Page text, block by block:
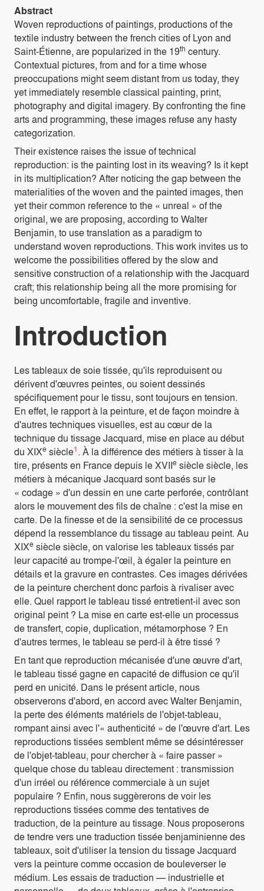
Abstract
Woven reproductions of paintings, productions of the
textile industry between the french cities of Lyon and
Saint-Étienne, are popularized in the 19th century.
Contextual pictures, from and for a time whose
preoccupations might seem distant from us today, they
yet immediately resemble classical painting, print,
photography and digital imagery. By confronting the fine
arts and programming, these images refuse any hasty
categorization.
Their existence raises the issue of technical
reproduction: is the painting lost in its weaving? Is it kept
in its multiplication? After noticing the gap between the
materialities of the woven and the painted images, then
yet their common reference to the « unreal » of the
original, we are proposing, according to Walter
Benjamin, to use translation as a paradigm to
understand woven reproductions. This work invites us to
welcome the possibilities offered by the slow and
sensitive construction of a relationship with the Jacquard
craft; this relationship being all the more promising for
being uncomfortable, fragile and inventive.
Introduction
Les tableaux de soie tissée, qu'ils reproduisent ou
dérivent d'œuvres peintes, ou soient dessinés
spécifiquement pour le tissu, sont toujours en tension.
En effet, le rapport à la peinture, et de façon moindre à
d'autres techniques visuelles, est au cœur de la
technique du tissage Jacquard, mise en place au début
du XIXe siècle1. À la différence des métiers à tisser à la
tire, présents en France depuis le XVIIe siècle siècle, les
métiers à mécanique Jacquard sont basés sur le
« codage » d'un dessin en une carte perforée, contrôlant
alors le mouvement des fils de chaîne : c'est la mise en
carte. De la finesse et de la sensibilité de ce processus
dépend la ressemblance du tissage au tableau peint. Au
XIXe siècle siècle, on valorise les tableaux tissés par
leur capacité au trompe-l'œil, à égaler la peinture en
détails et la gravure en contrastes. Ces images dérivées
de la peinture cherchent donc parfois à rivaliser avec
elle. Quel rapport le tableau tissé entretient-il avec son
original peint ? La mise en carte est-elle un processus
de transfert, copie, duplication, métamorphose ? En
d'autres termes, le tableau se perd-il à être tissé ?
En tant que reproduction mécanisée d'une œuvre d'art,
le tableau tissé gagne en capacité de diffusion ce qu'il
perd en unicité. Dans le présent article, nous
observerons d'abord, en accord avec Walter Benjamin,
la perte des éléments matériels de l'objet-tableau,
rompant ainsi avec l'« authenticité » de l'œuvre d'art. Les
reproductions tissées semblent même se désintéresser
de l'objet-tableau, pour chercher à « faire passer »
quelque chose du tableau directement : transmission
d'un irréel ou référence commerciale à un sujet
populaire ? Enfin, nous suggèrerons de voir les
reproductions tissées comme des tentatives de
traduction, de la peinture au tissage. Nous proposerons
de tendre vers une traduction tissée benjaminienne des
tableaux, soit d'utiliser la tension du tissage Jacquard
vers la peinture comme occasion de bouleverser le
médium. Les essais de traduction — industrielle et